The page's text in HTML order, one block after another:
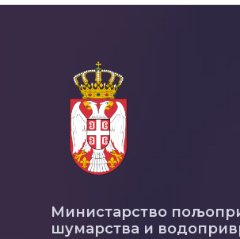
Министарство
шумарства и